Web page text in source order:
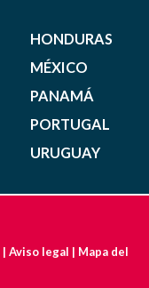
HONDURAS
MÉXICO
PANAMÁ
PORTUGAL
URUGUAY
| Aviso legal | Mapa del